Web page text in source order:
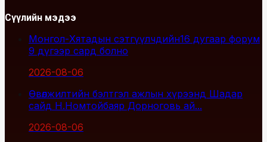
Сүүлийн мэдээ
Монгол-Хятадын сэтгүүлчдийн16 дугаар форум
9 дүгээр сард болно
2026-08-06
Өвөлжилтийн бэлтгэл ажлын хүрээнд Шадар
сайд Н.Номтойбаяр Дорноговь ай...
2026-08-06